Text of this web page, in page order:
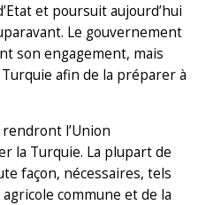
et poursuit aujourd’hui
Le gouvernement
son engagement, mais
afin de la préparer à
l’Union
la Turquie. La plupart de
façon, nécessaires, tels
commune et de la